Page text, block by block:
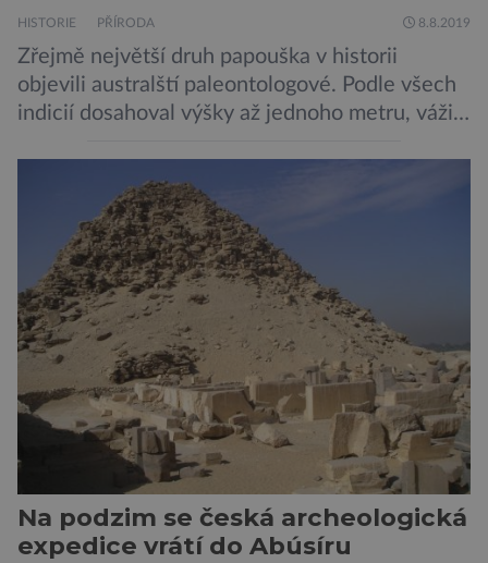
HISTORIE PŘÍRODA 8.8.2019
Zřejmě největší druh papouška v historii
objevili australští paleontologové. Podle všech
indicií dosahoval výšky až jednoho metru, vážil
pojmenování Heracles inexpectatus a doba
jeho života je datována přibližně před 19
miliony lety. „Nový Zéland je dobře známý
svými velkými nelétavými ptáky. Dominantní
[…]
Na podzim se česká archeologická
expedice vrátí do Abúsíru